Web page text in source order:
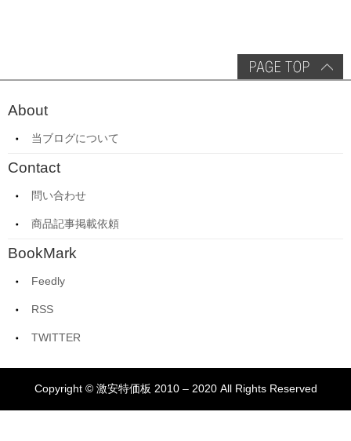
About
当ブログについて
Contact
問い合わせ
商品記事掲載依頼
BookMark
Feedly
RSS
TWITTER
Copyright © 激安特価板 2010 – 2020 All Rights Reserved